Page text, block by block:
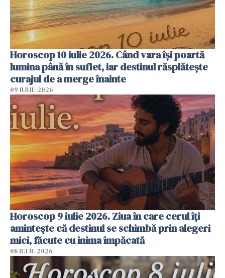
Horoscop 10 iulie 2026. Când vara își poartă
lumina până în suflet, iar destinul răsplătește
curajul de a merge înainte
09 IULIE 2026
Horoscop 9 iulie 2026. Ziua în care cerul îți
amintește că destinul se schimbă prin alegeri
mici, făcute cu inima împăcată
08 IULIE 2026